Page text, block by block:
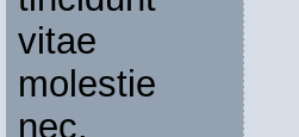
vitae
molestie
nec,